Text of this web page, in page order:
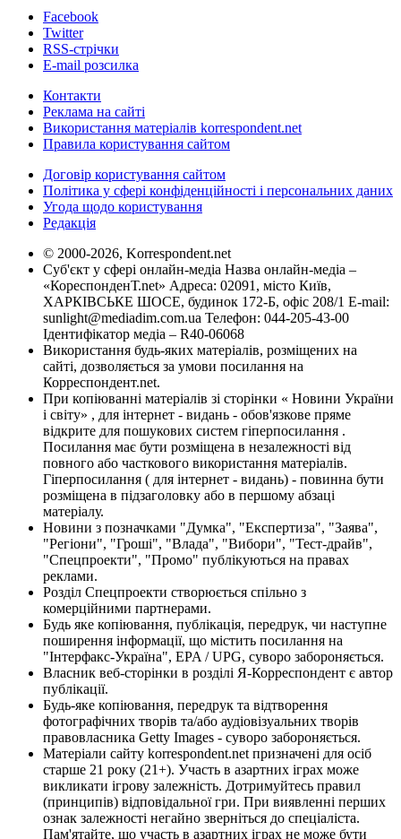
Facebook
Twitter
RSS-стрічки
E-mail розсилка
Контакти
Реклама на сайті
Використання матеріалів korrespondent.net
Правила користування сайтом
Договір користування сайтом
Політика у сфері конфіденційності і персональних даних
Угода щодо користування
Редакція
© 2000-2026, Korrespondent.net
Суб'єкт у сфері онлайн-медіа Назва онлайн-медіа –
«КореспонденТ.net» Адреса: 02091, місто Київ,
ХАРКІВСЬКЕ ШОСЕ, будинок 172-Б, офіс 208/1 E-mail:
sunlight@mediadim.com.ua Телефон: 044-205-43-00
Ідентифікатор медіа – R40-06068
Використання будь-яких матеріалів, розміщених на
сайті, дозволяється за умови посилання на
Корреспондент.net.
При копіюванні матеріалів зі сторінки « Новини України
і світу» , для інтернет - видань - обов'язкове пряме
відкрите для пошукових систем гіперпосилання .
Посилання має бути розміщена в незалежності від
повного або часткового використання матеріалів.
Гіперпосилання ( для інтернет - видань) - повинна бути
розміщена в підзаголовку або в першому абзаці
матеріалу.
Новини з позначками "Думка", "Експертиза", "Заява",
"Регіони", "Гроші", "Влада", "Вибори", "Тест-драйв",
"Спецпроекти", "Промо" публікуються на правах
реклами.
Розділ Спецпроекти створюється спільно з
комерційними партнерами.
Будь яке копіювання, публікація, передрук, чи наступне
поширення інформації, що містить посилання на
"Інтерфакс-Україна", EPA / UPG, суворо забороняється.
Власник веб-сторінки в розділі Я-Корреспондент є автор
публікації.
Будь-яке копіювання, передрук та відтворення
фотографічних творів та/або аудіовізуальних творів
правовласника Getty Images - суворо забороняється.
Матеріали сайту korrespondent.net призначені для осіб
старше 21 року (21+). Участь в азартних іграх може
викликати ігрову залежність. Дотримуйтесь правил
(принципів) відповідальної гри. При виявленні перших
ознак залежності негайно зверніться до спеціаліста.
Пам'ятайте, що участь в азартних іграх не може бути